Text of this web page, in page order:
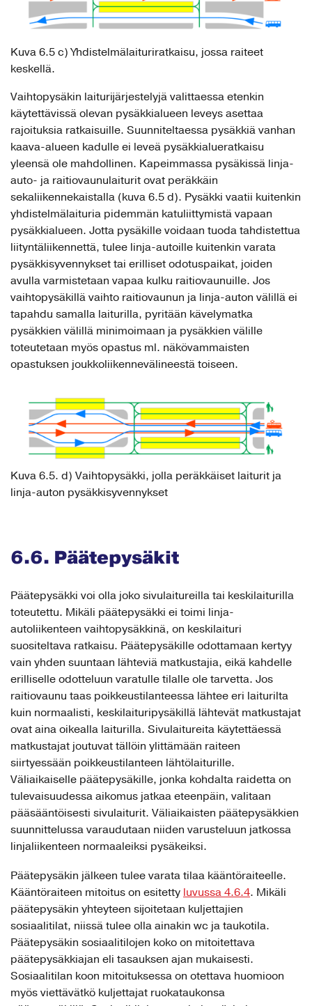
Kuva 6.5 c) Yhdistelmälaituriratkaisu, jossa raiteet
keskellä.
Vaihtopysäkin laiturijärjestelyjä valittaessa etenkin
käytettävissä olevan pysäkkialueen leveys asettaa
rajoituksia ratkaisuille. Suunniteltaessa pysäkkiä vanhan
kaava-alueen kadulle ei leveä pysäkkialueratkaisu
yleensä ole mahdollinen. Kapeimmassa pysäkissä linja-
auto- ja raitiovaunulaiturit ovat peräkkäin
sekaliikennekaistalla (kuva 6.5 d). Pysäkki vaatii kuitenkin
yhdistelmälaituria pidemmän katuliittymistä vapaan
pysäkkialueen. Jotta pysäkille voidaan tuoda tahdistettua
liityntäliikennettä, tulee linja-autoille kuitenkin varata
pysäkkisyvennykset tai erilliset odotuspaikat, joiden
avulla varmistetaan vapaa kulku raitiovaunuille. Jos
vaihtopysäkillä vaihto raitiovaunun ja linja-auton välillä ei
tapahdu samalla laiturilla, pyritään kävelymatka
pysäkkien välillä minimoimaan ja pysäkkien välille
toteutetaan myös opastus ml. näkövammaisten
opastuksen joukkoliikennevälineestä toiseen.
Kuva 6.5. d) Vaihtopysäkki, jolla peräkkäiset laiturit ja
linja-auton pysäkkisyvennykset
6.6. Päätepysäkit
Päätepysäkki voi olla joko sivulaitureilla tai keskilaiturilla
toteutettu. Mikäli päätepysäkki ei toimi linja-
autoliikenteen vaihtopysäkkinä, on keskilaituri
suositeltava ratkaisu. Päätepysäkille odottamaan kertyy
vain yhden suuntaan lähteviä matkustajia, eikä kahdelle
erilliselle odotteluun varatulle tilalle ole tarvetta. Jos
raitiovaunu taas poikkeustilanteessa lähtee eri laiturilta
kuin normaalisti, keskilaituripysäkillä lähtevät matkustajat
ovat aina oikealla laiturilla. Sivulaitureita käytettäessä
matkustajat joutuvat tällöin ylittämään raiteen
siirtyessään poikkeustilanteen lähtölaiturille.
Väliaikaiselle päätepysäkille, jonka kohdalta raidetta on
tulevaisuudessa aikomus jatkaa eteenpäin, valitaan
pääsääntöisesti sivulaiturit. Väliaikaisten päätepysäkkien
suunnittelussa varaudutaan niiden varusteluun jatkossa
linjaliikenteen normaaleiksi pysäkeiksi.
Päätepysäkin jälkeen tulee varata tilaa kääntöraiteelle.
Kääntöraiteen mitoitus on esitetty luvussa 4.6.4. Mikäli
päätepysäkin yhteyteen sijoitetaan kuljettajien
sosiaalitilat, niissä tulee olla ainakin wc ja taukotila.
Päätepysäkin sosiaalitilojen koko on mitoitettava
päätepysäkkiajan eli tasauksen ajan mukaisesti.
Sosiaalitilan koon mitoituksessa on otettava huomioon
myös viettävätkö kuljettajat ruokataukonsa